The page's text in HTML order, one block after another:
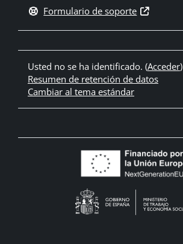
Formulario de soporte
Usted no se ha identificado. (Acceder)
Resumen de retención de datos
Cambiar al tema estándar